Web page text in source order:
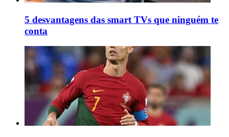
5 desvantagens das smart TVs que ninguém te
conta